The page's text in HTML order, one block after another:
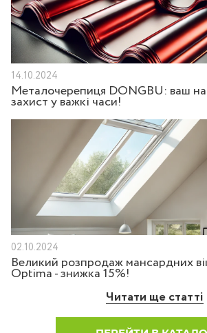
14.10.2024
Металочерепиця DONGBU: ваш
захист у важкі часи!
02.10.2024
Великий розпродаж мансардних
Optima - знижка 15%!
Читати ще статті